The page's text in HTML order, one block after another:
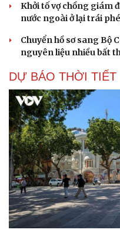
Du lịch
Tư vấn
Săn Tour
check-in
Khởi tố vợ chồng giám
nước ngoài ở lại trái
Chuyển hồ sơ sang Bộ
nguyên liệu nhiều bất
DỰ BÁO THỜI TIẾT